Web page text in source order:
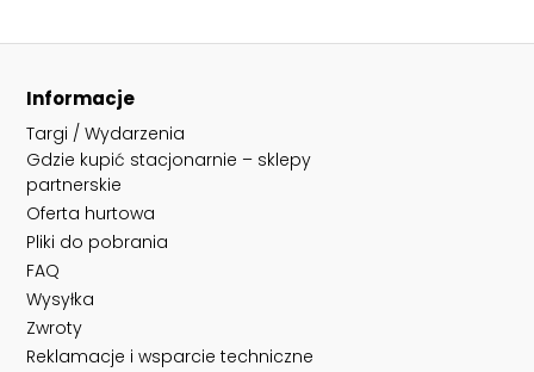
Informacje
Targi / Wydarzenia
Gdzie kupić stacjonarnie – sklepy
partnerskie
Oferta hurtowa
Pliki do pobrania
FAQ
Wysyłka
Zwroty
Reklamacje i wsparcie techniczne